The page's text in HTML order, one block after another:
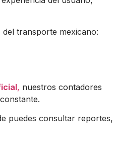
del transporte mexicano:
, nuestros contadores
puedes consultar reportes,